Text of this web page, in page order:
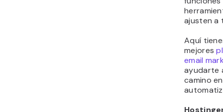
ajusten a
Aquí
mejores
email
ayudarte
camino